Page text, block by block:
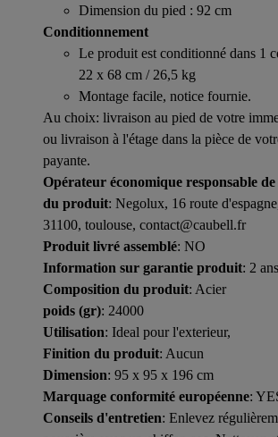
Dimension du pied : 92 cm
Conditionnement
Le produit est conditionné dans 1
22 x 68 cm / 26,5 kg
Montage facile, notice fournie.
Au choix: livraison au pied de votre
ou livraison à l'étage dans la pièce de
payante.
Opérateur économique responsable
du produit: Negolux, 16 route
31100, toulouse, contact@caubell.fr
Produit livré assemblé: NO
Information sur garantie produit: 2 ans
Composition du produit: Acier
poids (gr): 24000
Utilisation: Ideal pour l'exterieur,
Finition du produit: Aucun
Dimension: 95 x 95 x 196 cm
Marquage conformité européenne:
Conseils d'entretien: Enlevez